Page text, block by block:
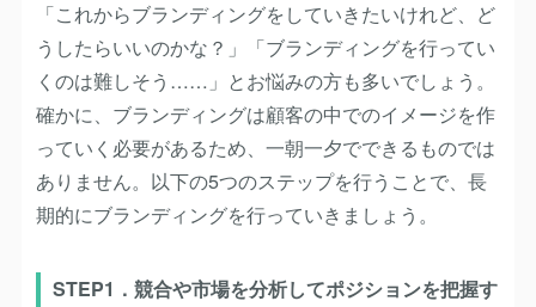
「これからブランディングをしていきたいけれど、ど
うしたらいいのかな？」「ブランディングを行ってい
くのは難しそう……」とお悩みの方も多いでしょう。
確かに、ブランディングは顧客の中でのイメージを作
っていく必要があるため、一朝一夕でできるものでは
ありません。以下の5つのステップを行うことで、長
期的にブランディングを行っていきましょう。
STEP1．競合や市場を分析してポジションを把握す